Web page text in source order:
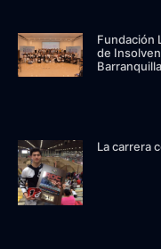
Fundación
de
Barranquilla
La carrera